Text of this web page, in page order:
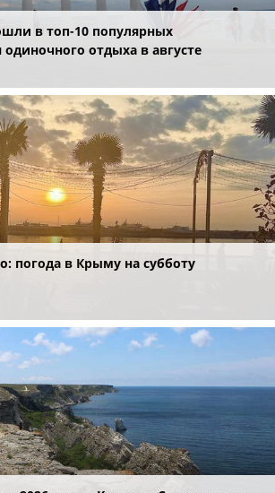
в топ-10 популярных
отдыха в августе
погода в Крыму на субботу